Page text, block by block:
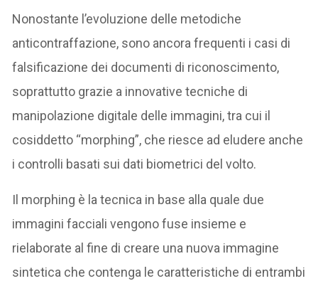
Nonostante l’evoluzione delle metodiche
anticontraffazione, sono ancora frequenti i casi di
falsificazione dei documenti di riconoscimento,
soprattutto grazie a innovative tecniche di
manipolazione digitale delle immagini, tra cui il
cosiddetto “morphing”, che riesce ad eludere anche
i controlli basati sui dati biometrici del volto.
Il morphing è la tecnica in base alla quale due
immagini facciali vengono fuse insieme e
rielaborate al fine di creare una nuova immagine
sintetica che contenga le caratteristiche di entrambi